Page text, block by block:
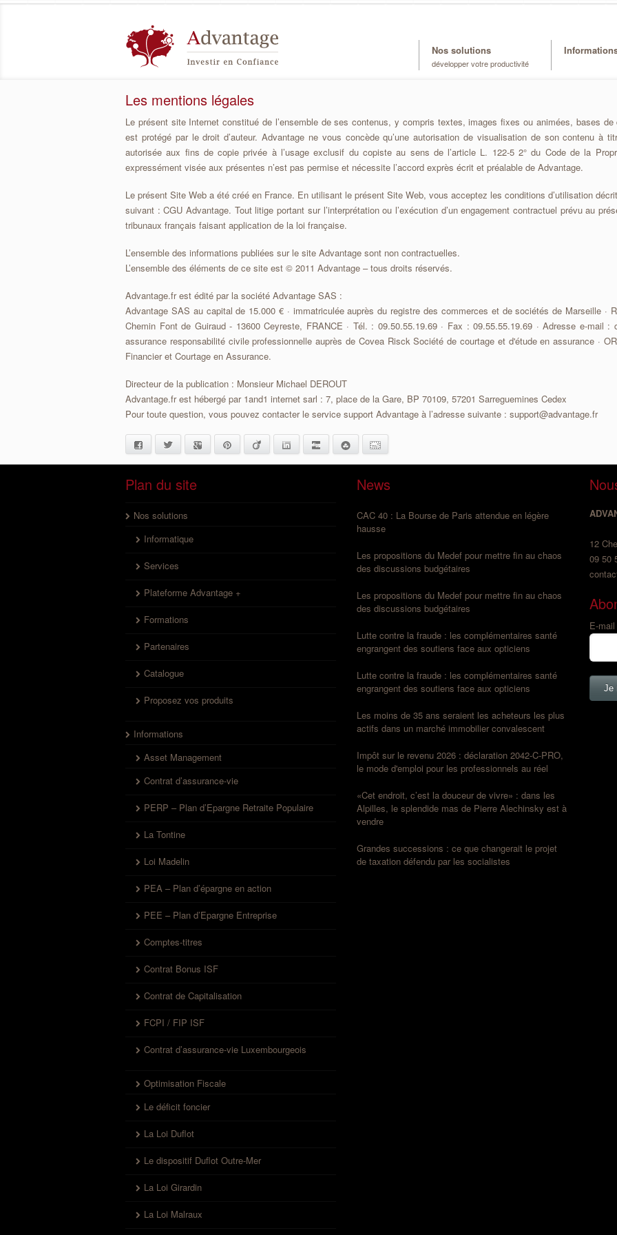
Nos solutions
développer votre productivité
Les mentions légales
Le présent site Internet constitué de l’ensemble de ses contenus, y compris textes, images fixes ou animées, bases
est protégé par le droit d’auteur. Advantage ne vous concède qu’une autorisation de visualisation de son contenu à
autorisée aux fins de copie privée à l’usage exclusif du copiste au sens de l’article L. 122-5 2° du Code de la
expressément visée aux présentes n’est pas permise et nécessite l’accord exprès écrit et préalable de Advantage.
Le présent Site Web a été créé en France. En utilisant le présent Site Web, vous acceptez les conditions d’utilisation
suivant : CGU Advantage. Tout litige portant sur l’interprétation ou l’exécution d’un engagement contractuel prévu au
tribunaux français faisant application de la loi française.
L’ensemble des informations publiées sur le site Advantage sont non contractuelles.
L’ensemble des éléments de ce site est © 2011 Advantage – tous droits réservés.
Advantage.fr est édité par la société Advantage SAS :
Advantage SAS au capital de 15.000 € · immatriculée auprès du registre des commerces et de sociétés de Marseille ·
Chemin Font de Guiraud - 13600 Ceyreste, FRANCE · Tél. : 09.50.55.19.69 · Fax : 09.55.55.19.69 · Adresse e-mail :
assurance responsabilité civile professionnelle auprès de Covea Risck Société de courtage et d'étude en assurance ·
Financier et Courtage en Assurance.
Directeur de la publication : Monsieur Michael DEROUT
Advantage.fr est hébergé par 1and1 internet sarl : 7, place de la Gare, BP 70109, 57201 Sarreguemines Cedex
Pour toute question, vous pouvez contacter le service support Advantage à l’adresse suivante : support@advantage.fr
Facebook Twitter Google+ Pinterest Viadeo LinkedIn StumbleUpon
Plan du site
Nos solutions
Informatique
Services
Plateforme Advantage +
Formations
Partenaires
Catalogue
Proposez vos produits
Informations
Asset Management
Contrat d’assurance-vie
PERP – Plan d’Epargne Retraite Populaire
La Tontine
Loi Madelin
PEA – Plan d’épargne en action
PEE – Plan d’Epargne Entreprise
Comptes-titres
Contrat Bonus ISF
Contrat de Capitalisation
FCPI / FIP ISF
Contrat d’assurance-vie Luxembourgeois
Optimisation Fiscale
Le déficit foncier
La Loi Duflot
Le dispositif Duflot Outre-Mer
La Loi Girardin
La Loi Malraux
News
CAC 40 : La Bourse de Paris attendue en légère
hausse
Les propositions du Medef pour mettre fin au chaos
des discussions budgétaires
Les propositions du Medef pour mettre fin au chaos
des discussions budgétaires
Lutte contre la fraude : les complémentaires santé
engrangent des soutiens face aux opticiens
Lutte contre la fraude : les complémentaires santé
engrangent des soutiens face aux opticiens
Les moins de 35 ans seraient les acheteurs les plus
actifs dans un marché immobilier convalescent
Impôt sur le revenu 2026 : déclaration 2042-C-PRO,
le mode d'emploi pour les professionnels au réel
«Cet endroit, c’est la douceur de vivre» : dans les
Alpilles, le splendide mas de Pierre Alechinsky est à
vendre
Grandes successions : ce que changerait le projet
de taxation défendu par les socialistes
12
09 50
E-mail